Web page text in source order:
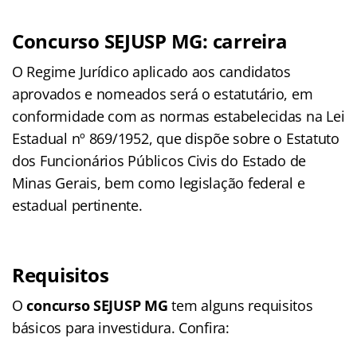
Concurso SEJUSP MG: carreira
O Regime Jurídico aplicado aos candidatos
aprovados e nomeados será o estatutário, em
conformidade com as normas estabelecidas na Lei
Estadual nº 869/1952, que dispõe sobre o Estatuto
dos Funcionários Públicos Civis do Estado de
Minas Gerais, bem como legislação federal e
estadual pertinente.
Requisitos
Oconcurso SEJUSP MG tem alguns requisitos
básicos para investidura. Confira: